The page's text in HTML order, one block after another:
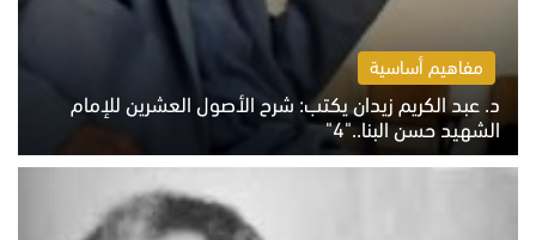
مفاهيم أساسية
د. عبد الكريم زيدان يكتب: شرح الأصول العشرين للإمام
الشهيد حسن البنا.."4"
الخميس 6 أغسطس 2026 10:27 ص